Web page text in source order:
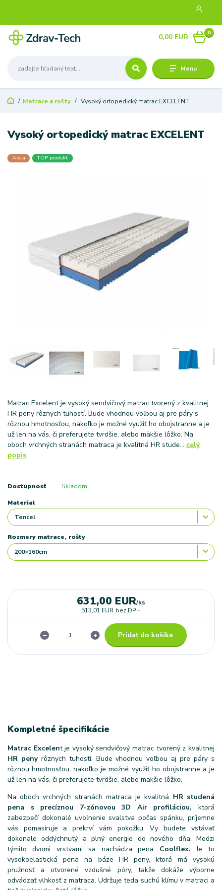
Menu
0
0,00 EUR
Matrace a rošty Vysoký ortopedický matrac EXCELENT
Vysoký ortopedický matrac EXCELENT
Akcia TOP produkt
Matrac Excelent je vysoký sendvičový matrac tvorený z kvalitnej
HR peny rôznych tuhostí. Bude vhodnou voľbou aj pre páry s
rôznou hmotnosťou, nakoľko je možné využiť ho obojstranne a je
už len na vás, či preferujete tvrdšie, alebo mäkšie lôžko. Na
oboch vrchných stranách matraca je kvalitná HR stude... celý
popis
Dostupnosť Skladom
Material
Rozmery matrace, rošty
631,00 EUR/ks
513,01 EUR bez DPH
Pridať do košíka
Kompletné špecifikácie
Matrac Excelent je vysoký sendvičový matrac tvorený z kvalitnej
HR penyrôznych tuhostí. Bude vhodnou voľbou aj pre páry s
rôznou hmotnosťou, nakoľko je možné využiť ho obojstranne a je
už len na vás, či preferujete tvrdšie, alebo mäkšie lôžko.
Na oboch vrchných stranách matraca je kvalitná HR studená
pena s precíznou 7-zónovou 3D Air profiláciou, ktorá
zabezpečí dokonalé uvoľnenie svalstva počas spánku, príjemne
vás pomasíruje a prekrví vám pokožku. Vy budete vstávať
dokonale oddýchnutý a plný energie do nového dňa. Medzi
týmito dvomi vrstvami sa nachádza pena Coolflex.Je to
vysokoelastická pena na báze HR peny, ktorá má vysokú
pružnosť a otvorené vzdušné póry, takže dokáže výborne
odvádzať vlhkosť z matraca. Udržuje teda suchú klímu v matraci a